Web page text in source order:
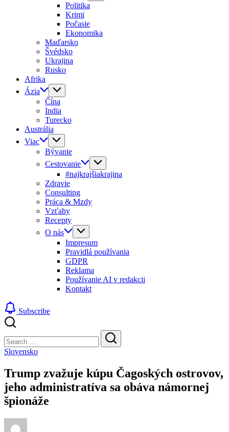
Politika
Krimi
Počasie
Ekonomika
Maďarsko
Švédsko
Ukrajina
Rusko
Afrika
Ázia
Čína
India
Turecko
Austrália
Viac
Bývanie
Cestovanie
#najkrajšiakrajina
Zdravie
Consulting
Práca & Mzdy
Vzťahy
Recepty
O nás
Impresum
Pravidlá používania
GDPR
Reklama
Používanie AI v redakcii
Kontakt
Subscribe
Search
Search
Slovensko
Trump zvažuje kúpu Čagoských ostrovov,
jeho administratíva sa obáva námornej
špionáže